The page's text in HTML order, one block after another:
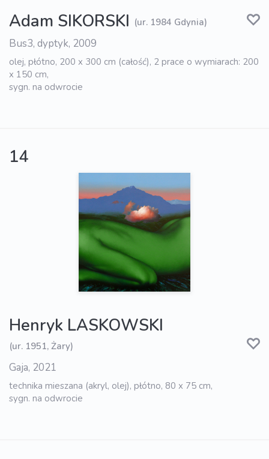
Adam SIKORSKI (ur. 1984 Gdynia)
Bus3, dyptyk, 2009
olej, płótno, 200 x 300 cm (całość), 2 prace o wymiarach: 200
x 150 cm,
sygn. na odwrocie
14
Henryk LASKOWSKI
(ur. 1951, Żary)
Gaja, 2021
technika mieszana (akryl, olej), płótno, 80 x 75 cm,
sygn. na odwrocie